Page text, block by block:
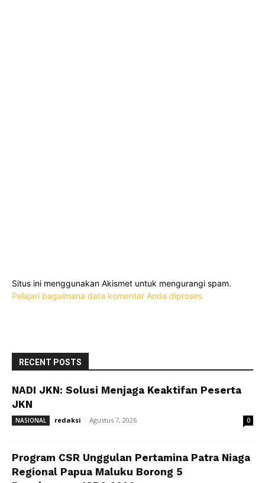
Situs ini menggunakan Akismet untuk mengurangi spam.
Pelajari bagaimana data komentar Anda diproses
RECENT POSTS
NADI JKN: Solusi Menjaga Keaktifan Peserta
JKN
NASIONAL redaksi - Agustus 7, 2026 0
Program CSR Unggulan Pertamina Patra Niaga
Regional Papua Maluku Borong 5